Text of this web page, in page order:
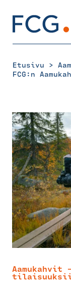
content
Etusivu >